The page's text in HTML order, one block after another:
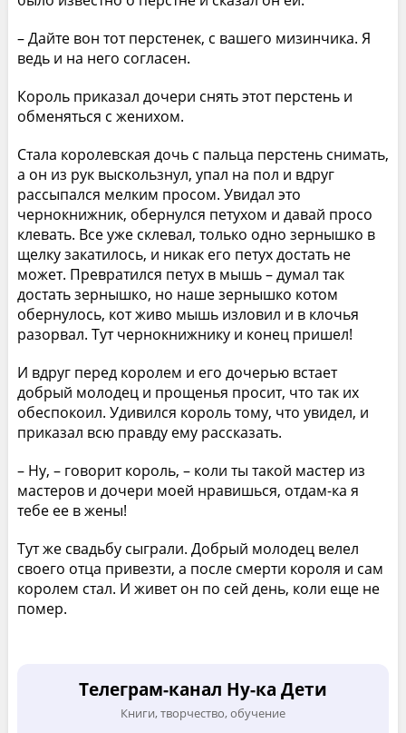
– Дайте вон тот перстенек, с вашего мизинчика. Я
ведь и на него согласен.
Король приказал дочери снять этот перстень и
обменяться с женихом.
Стала королевская дочь с пальца перстень снимать,
а он из рук выскользнул, упал на пол и вдруг
рассыпался мелким просом. Увидал это
чернокнижник, обернулся петухом и давай просо
клевать. Все уже склевал, только одно зернышко в
щелку закатилось, и никак его петух достать не
может. Превратился петух в мышь – думал так
достать зернышко, но наше зернышко котом
обернулось, кот живо мышь изловил и в клочья
разорвал. Тут чернокнижнику и конец пришел!
И вдруг перед королем и его дочерью встает
добрый молодец и прощенья просит, что так их
обеспокоил. Удивился король тому, что увидел, и
приказал всю правду ему рассказать.
– Ну, – говорит король, – коли ты такой мастер из
мастеров и дочери моей нравишься, отдам-ка я
тебе ее в жены!
Тут же свадьбу сыграли. Добрый молодец велел
своего отца привезти, а после смерти короля и сам
королем стал. И живет он по сей день, коли еще не
помер.
Телеграм-канал Ну-ка Дети
Книги, творчество, обучение